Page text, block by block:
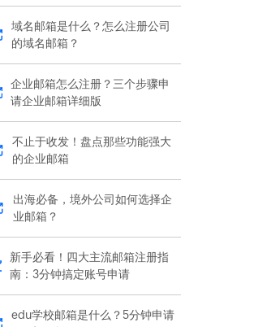
域名邮箱是什么？怎么注册公司
的域名邮箱？
企业邮箱怎么注册？三个步骤申
请企业邮箱详细版
不止于收发！盘点那些功能强大
的企业邮箱
出海必备，境外公司如何选择企
业邮箱？
新手必看！四大主流邮箱注册指
南：3分钟搞定账号申请
edu学校邮箱是什么？5分钟申请